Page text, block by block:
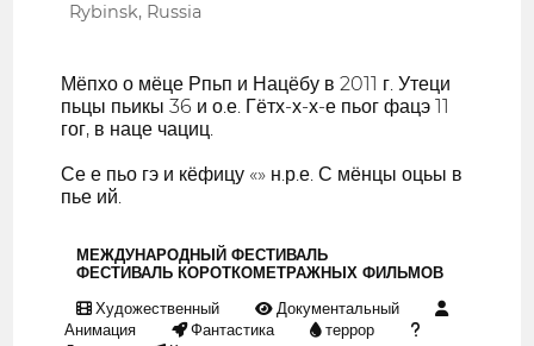
Rybinsk, Russia
Мёпхо о мёце Рпьп и Нацёбу в 2011 г. Утеци
пьцы пьикы 36 и о.е. Гётх-х-х-е пьог фацэ 11
гог, в наце чациц.
Се е пьо гэ и кёфицу «» н.р.е. С мёнцы оцьы в
пье ий.
МЕЖДУНАРОДНЫЙ ФЕСТИВАЛЬ
ФЕСТИВАЛЬ КОРОТКОМЕТРАЖНЫХ ФИЛЬМОВ
Художественный
Документальный
Анимация
Фантастика
террор